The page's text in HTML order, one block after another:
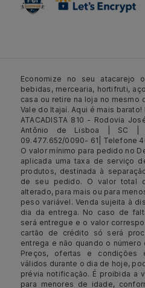
Economize no seu atacarejo
bebidas, mercearia, hortifruti,
casa ou retire na loja no mesmo
Vale do Itajaí. Aqui é mais barato!
ATACADISTA 810 - Rodovia
Antônio de Lisboa | SC |
09.477.652/0090- 61| Telefone
O valor mínimo para pedido no
aplicada uma taxa de serviço
produtos, destinada à
de seu pedido. O valor total
alterado, para mais ou para
peso variável. Venda sujeita à
dia da entrega. No caso de
será entregue e o valor
cartão de crédito só será
entrega e não quando o
Preços, ofertas e condições
válidos durante o dia de hoje,
prévia notificação. É proibida a
para menores de idade,